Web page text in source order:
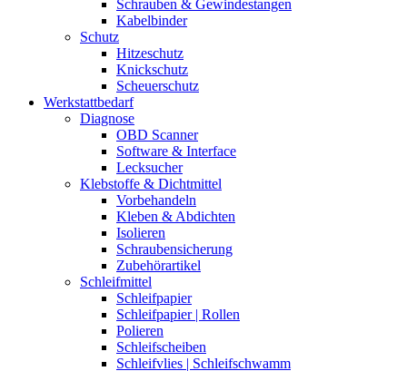
Schrauben & Gewindestangen
Kabelbinder
Schutz
Hitzeschutz
Knickschutz
Scheuerschutz
Werkstattbedarf
Diagnose
OBD Scanner
Software & Interface
Lecksucher
Klebstoffe & Dichtmittel
Vorbehandeln
Kleben & Abdichten
Isolieren
Schraubensicherung
Zubehörartikel
Schleifmittel
Schleifpapier
Schleifpapier | Rollen
Polieren
Schleifscheiben
Schleifvlies | Schleifschwamm